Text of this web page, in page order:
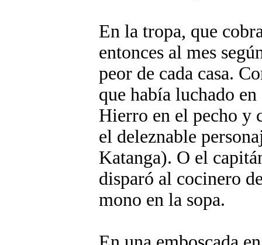
En la tropa, que
entonces al mes
peor de cada casa.
que había luchado
Hierro en el pecho y
el deleznable
Katanga). O el
disparó al cocinero
mono en la sopa.